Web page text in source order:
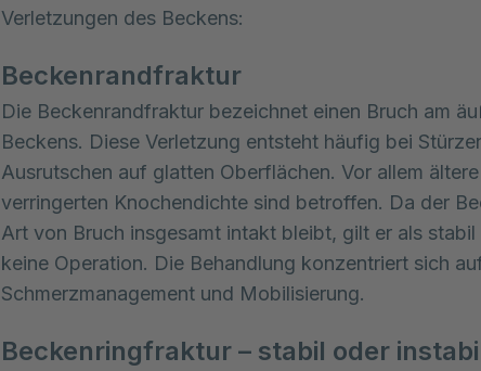
Verletzungen des Beckens:
Beckenrandfraktur
Die Beckenrandfraktur bezeichnet einen Bruch am
Beckens. Diese Verletzung entsteht häufig bei
Ausrutschen auf glatten Oberflächen. Vor allem
verringerten Knochendichte sind betroffen. Da der
Art von Bruch insgesamt intakt bleibt, gilt er als
keine Operation. Die Behandlung konzentriert sich
Schmerzmanagement und Mobilisierung.
Beckenringfraktur – stabil oder